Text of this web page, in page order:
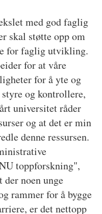
med god faglig
skal støtte opp om
for faglig utvikling.
for at våre
for å yte og
og kontrollere,
universitet råder
og at det er min
denne ressursen.
toppforskning",
noen unge
rammer for å bygge
er det nettopp